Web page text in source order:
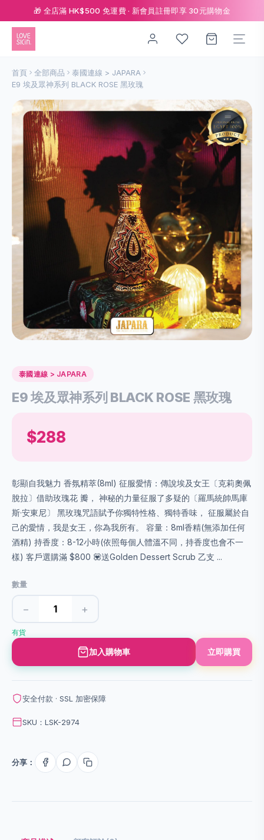
🎁 全店滿 HK$500 免運費 · 新會員註冊即享 30元購物金
首頁 全部商品
泰國連線 > JAPARA
E9 埃及眾神系列 BLACK ROSE 黑玫瑰
泰國連線 > JAPARA
E9 埃及眾神系列 BLACK ROSE 黑玫瑰
$288
彰顯自我魅力 香氛精萃(8ml) 征服愛情：傳說埃及女王〔克莉奧佩
脫拉〕借助玫瑰花 瓣， 神秘的力量征服了多疑的〔羅馬統帥馬庫
斯·安東尼〕 黑玫瑰咒語賦予你獨特性格、獨特香味， 征服屬於自
己的愛情，我是女王，你為我所有。 容量：8ml香精(無添加任何
酒精) 持香度：8-12小時(依照每個人體溫不同，持香度也會不一
樣) 客戶選購滿 $800 💟送Golden Dessert Scrub 乙支 ...
數量
− +
有貨
加入購物車 立即購買
安全付款 · SSL 加密保障
SKU：LSK-2974
分享：